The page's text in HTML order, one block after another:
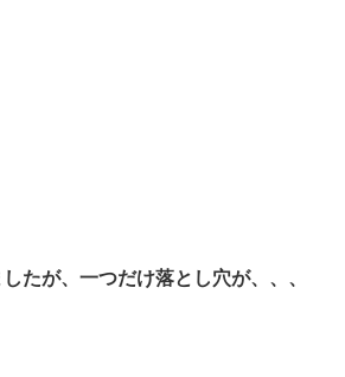
たが、一つだけ落とし穴が、、、